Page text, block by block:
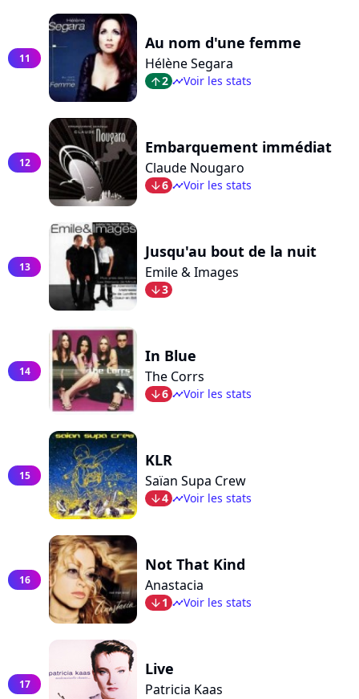
11
Au nom d'une femme
Hélène Segara
arrow_top2 timelineVoir les stats
12
Embarquement immédiat
Claude Nougaro
arrow_bot6 timelineVoir les stats
13
Jusqu'au bout de la nuit
Emile & Images
arrow_bot3
14
In Blue
The Corrs
arrow_bot6 timelineVoir les stats
15
KLR
Saïan Supa Crew
arrow_bot4 timelineVoir les stats
16
Not That Kind
Anastacia
arrow_bot1 timelineVoir les stats
17
Live
Patricia Kaas